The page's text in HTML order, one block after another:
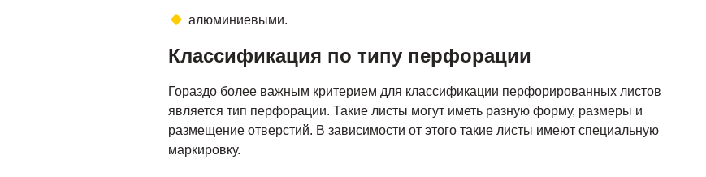
алюминиевыми.
Классификация по типу перфорации
Гораздо более важным критерием для классификации перфорированных листов
является тип перфорации. Такие листы могут иметь разную форму, размеры и
размещение отверстий. В зависимости от этого такие листы имеют специальную
маркировку.